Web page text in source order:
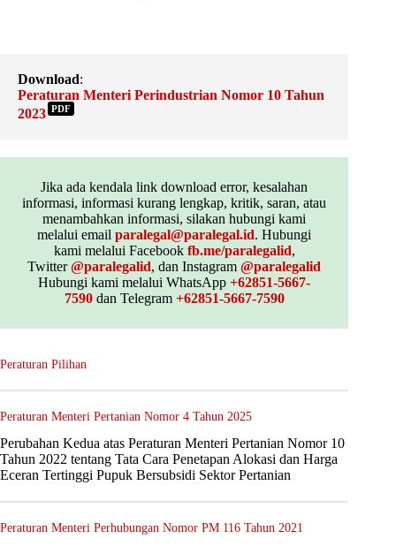
Download:
Peraturan Menteri Perindustrian Nomor 10 Tahun
2023 PDF
Jika ada kendala link download error, kesalahan
informasi, informasi kurang lengkap, kritik, saran, atau
menambahkan informasi, silakan hubungi kami
melalui emailparalegal@paralegal.id. Hubungi
kami melalui Facebook fb.me/paralegalid,
Twitter@paralegalid, dan Instagram@paralegalid
Hubungi kami melalui WhatsApp+62851-5667-
7590dan Telegram +62851-5667-7590
Peraturan Pilihan
Peraturan Menteri Pertanian Nomor 4 Tahun 2025
Perubahan Kedua atas Peraturan Menteri Pertanian Nomor 10
Tahun 2022 tentang Tata Cara Penetapan Alokasi dan Harga
Eceran Tertinggi Pupuk Bersubsidi Sektor Pertanian
Peraturan Menteri Perhubungan Nomor PM 116 Tahun 2021